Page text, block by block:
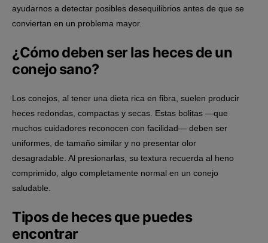
ayudarnos a detectar posibles desequilibrios antes de que se
conviertan en un problema mayor.
¿Cómo deben ser las heces de un
conejo sano?
Los conejos, al tener una dieta rica en fibra, suelen producir
heces redondas, compactas y secas . Estas bolitas —que
muchos cuidadores reconocen con facilidad— deben ser
uniformes, de tamaño similar y no presentar olor
desagradable. Al presionarlas, su textura recuerda al heno
comprimido, algo completamente normal en un conejo
saludable.
Tipos de heces que puedes
encontrar